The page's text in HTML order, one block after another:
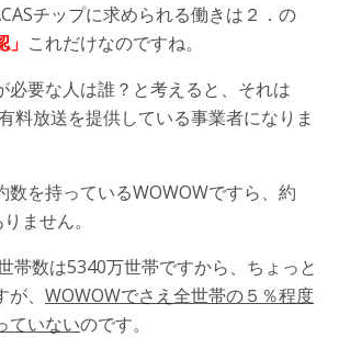
チップに求められる働きは２．の
これだけなのですね。
必要な人は誰？と考えると、それは
料放送を提供している事業者になりま
数を持っているWOWOWですら、約
ません。
帯数は5340万世帯ですから、ちょっと
、 WOWOWでさえ全世帯の５％程度
ていないのです。